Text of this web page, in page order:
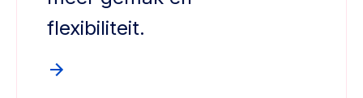
flexibiliteit.